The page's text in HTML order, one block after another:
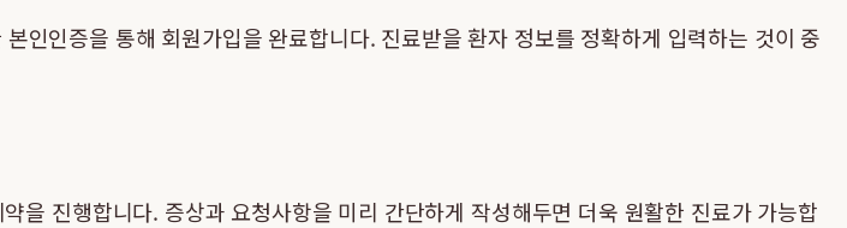
인인증을 통해 회원가입을 완료합니다. 진료받을 환자 정보를 정확하게 입력하는 것이 중
진행합니다. 증상과 요청사항을 미리 간단하게 작성해두면 더욱 원활한 진료가 가능합